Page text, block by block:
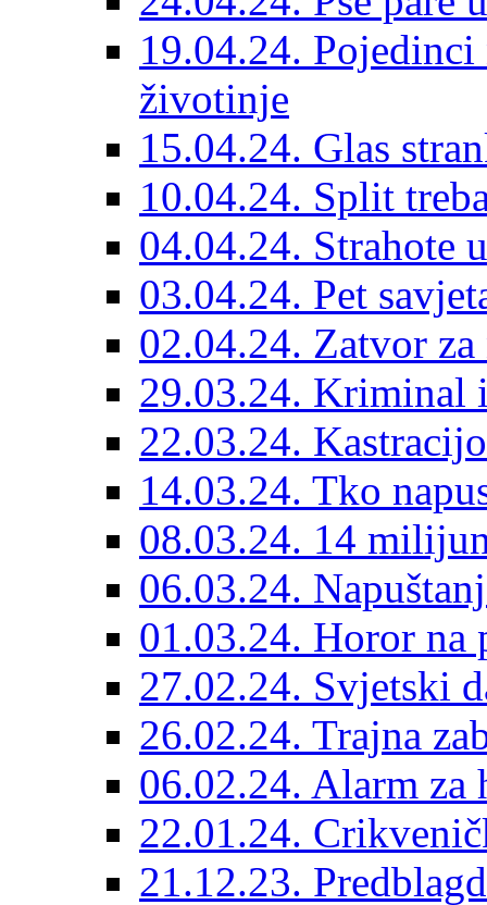
19.04.24.
životinje
15.04.24. Glas
10.04.24. Split
04.04.24. Strahote
03.04.24. Pet
02.04.24. Zatvor
29.03.24. Kriminal
22.03.24.
14.03.24. Tko
08.03.24. 14
06.03.24.
01.03.24. Horor na
27.02.24. Svjetski
26.02.24. Trajna
06.02.24. Alarm
22.01.24.
21.12.23.